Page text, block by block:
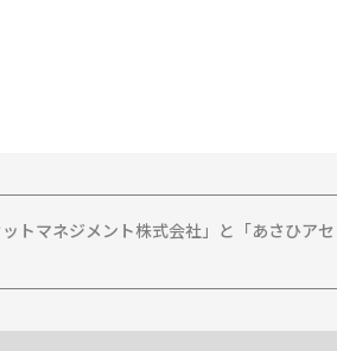
トマネジメント株式会社」と「あさひア